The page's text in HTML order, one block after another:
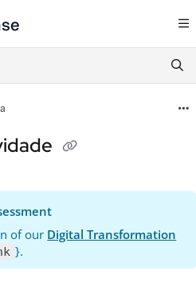
at:
before exploring further.
of our Digital Transformation
}.